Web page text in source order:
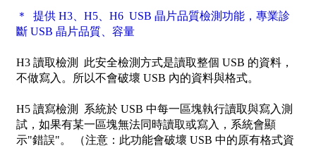
＊ 提供 H3、H5、H6 USB 晶片品質檢測功能，專業診
斷 USB 晶片品質、容量
H3 讀取檢測
此安全檢測方式是讀取整個 USB 的資料，
不做寫入。所以不會破壞 USB 內的資料與格式。
H5 讀寫檢測
系統於 USB 中每一區塊執行讀取與寫入測
試，如果有某一區塊無法同時讀取或寫入，系統會顯
示"錯誤"。 （注意：此功能會破壞 USB 中的原有格式資